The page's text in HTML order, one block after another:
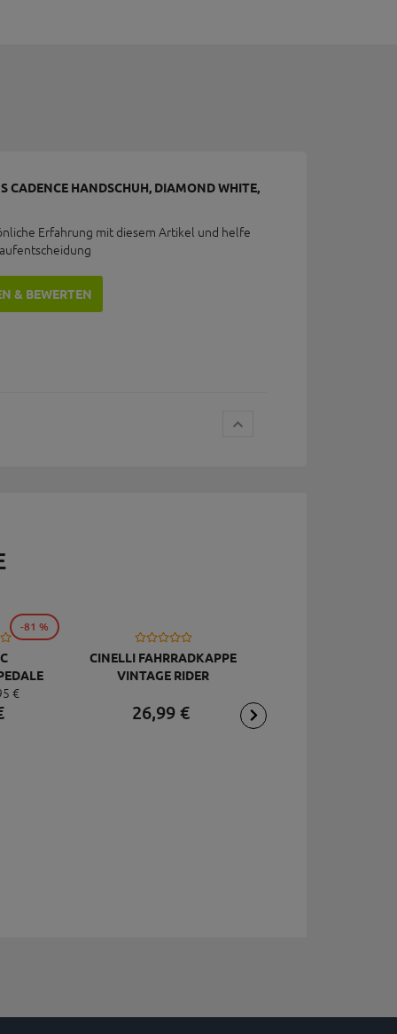
CADENCE HANDSCHUH, DIAMOND WHITE,
Erfahrung mit diesem Artikel und helfe
& BEWERTEN
-81 %
CINELLI FAHRRADKAPPE
VINTAGE RIDER
26,99€